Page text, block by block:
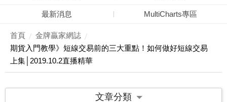
最新消息 MultiCharts專區
首頁
金牌贏家網誌
期貨入門教學》短線交易前的三大重點！如何做好短線交易
上集│2019.10.2直播精華
文章分類